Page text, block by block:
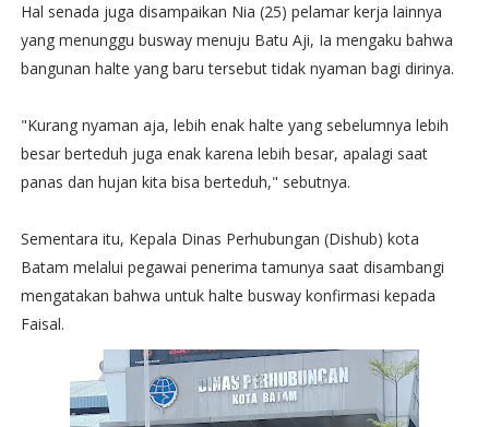
Hal senada juga disampaikan Nia (25) pelamar kerja lainnya
yang menunggu busway menuju Batu Aji, Ia mengaku bahwa
bangunan halte yang baru tersebut tidak nyaman bagi dirinya.
"Kurang nyaman aja, lebih enak halte yang sebelumnya lebih
besar berteduh juga enak karena lebih besar, apalagi saat
panas dan hujan kita bisa berteduh," sebutnya.
Sementara itu, Kepala Dinas Perhubungan (Dishub) kota
Batam melalui pegawai penerima tamunya saat disambangi
mengatakan bahwa untuk halte busway konfirmasi kepada
Faisal.